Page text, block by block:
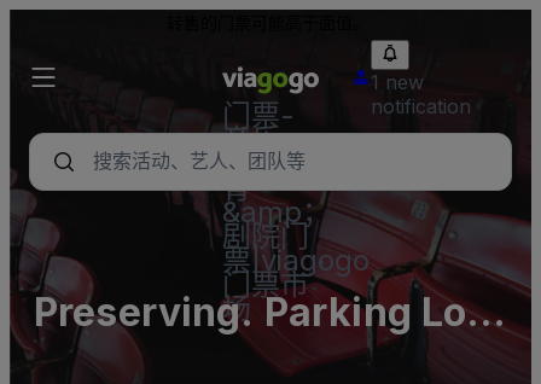
门票-
音乐
会，体
育
&amp；
剧院门
票|viagogo
门票市
场
1 new
notification
Preserving. Parking Lots
(InActive)